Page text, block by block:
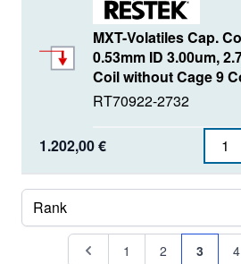
MXT-Volatiles Cap.
0.53mm ID 3.00um,
Coil without Cage 9
RT70922-2732
1.202,00 €
Seite
Seite Seite
1 Seite
2 Sie
3 4